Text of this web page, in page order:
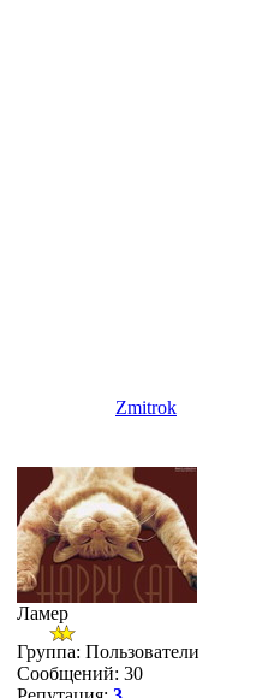
Zmitrok
Ламер
Группа: Пользователи
Сообщений: 30